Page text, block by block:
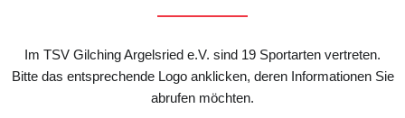
Im TSV Gilching Argelsried e.V. sind 19 Sportarten vertreten.
Bitte das entsprechende Logo anklicken, deren Informationen Sie
abrufen möchten.